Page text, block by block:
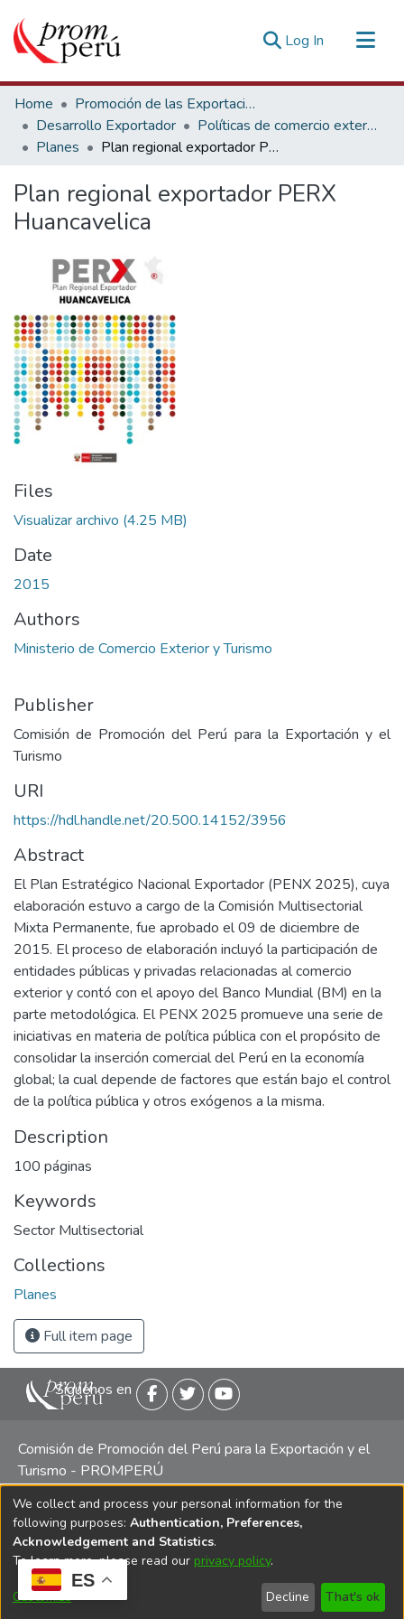
ES
Log In (current)
Communities & Collections
All of DSpace
Statistics
Home
Promoción de las Exportaciones
Desarrollo Exportador
Políticas de comercio exterior y negociaciones
Planes
Plan regional exportador PERX Huancavelica
Plan regional exportador PERX
Huancavelica
Files
Visualizar archivo (4.25 MB)
Date
2015
Authors
Ministerio de Comercio Exterior y Turismo
Publisher
Comisión de Promoción del Perú para la Exportación y el
Turismo
URI
https://hdl.handle.net/20.500.14152/3956
Abstract
El Plan Estratégico Nacional Exportador (PENX 2025), cuya
elaboración estuvo a cargo de la Comisión Multisectorial
Mixta Permanente, fue aprobado el 09 de diciembre de
2015. El proceso de elaboración incluyó la participación de
entidades públicas y privadas relacionadas al comercio
exterior y contó con el apoyo del Banco Mundial (BM) en la
parte metodológica. El PENX 2025 promueve una serie de
iniciativas en materia de política pública con el propósito de
consolidar la inserción comercial del Perú en la economía
global; la cual depende de factores que están bajo el control
de la política pública y otros exógenos a la misma.
Description
100 páginas
Keywords
Sector Multisectorial
Collections
Planes
Full item page
Siguenos en
Comisión de Promoción del Perú para la Exportación y el
Turismo - PROMPERÚ
Central telefónica: (511) 616 7300 / 616 7400 Calle Uno
Oeste 50, Edificio Mincetur, Pisos 13 y 14, San Isidro -
Lima
Copyright 2025 PROMPERÚ
We collect and process your personal information for the
following purposes: Authentication, Preferences,
Acknowledgement and Statistics.
To learn more, please read our privacy policy.
Customize Decline That's ok